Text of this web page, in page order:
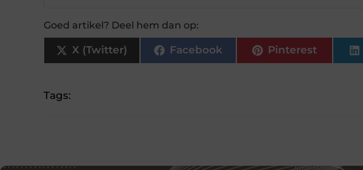
Goed artikel? Deel hem dan op:
X (Twitter) Facebook Pinterest
Tags: